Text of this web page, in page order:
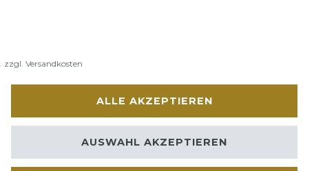
zzgl. Versandkosten
ALLE AKZEPTIEREN
AUSWAHL AKZEPTIEREN